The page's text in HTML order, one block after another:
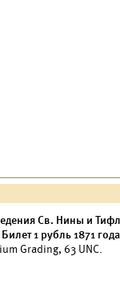
Св. Нины и
1 рубль 1871
Grading, 63 UNC.